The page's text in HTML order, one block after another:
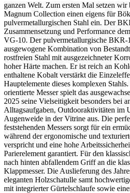
ganzen Welt. Zum ersten Mal setzen
Magnum Collection einen eigens für
pulvermetallurgischen Stahl ein. Der
Zusammensetzung und Performance
VG-10. Der pulvermetallurgische BKR-
ausgewogene Kombination von
rostfreien Stahl mit ausgezeichneter
hoher Härte machen. Er ist reich an
enthaltene Kobalt verstärkt die
Hauptelemente dieses komplexen
orientierte Messer spielt das
2025 seine Vielseitigkeit besonders bei
Alltagsaufgaben, Outdooraktivitäten im
Augenweide in der Vitrine aus. Die
feststehenden Messers sorgt für ein
während der ergonomische und
verspricht und eine hohe
Parierelement garantiert. Für den
nach hinten abfallendem Griff an die
Klappmesser. Die Auslieferung des
eleganten Holzschatulle samt
mit integrierter Gürtelschlaufe sowie